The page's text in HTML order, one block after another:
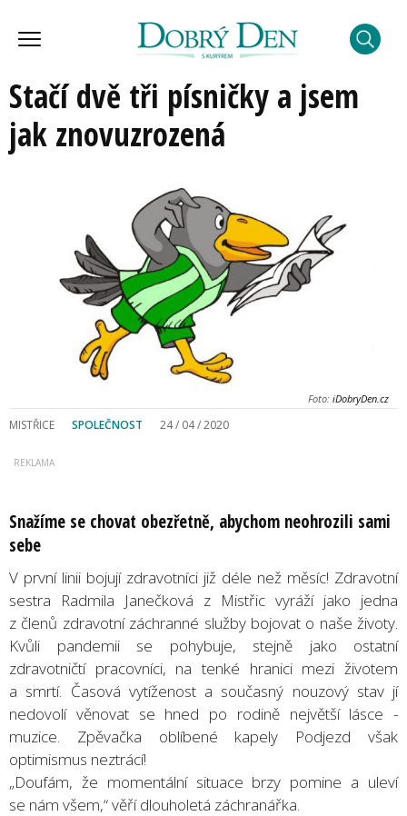
Stačí dvě tři písničky a jsem
jak znovuzrozená
Foto: iDobryDen.cz
MISTŘICE SPOLEČNOST 24 / 04 / 2020
Snažíme se chovat obezřetně, abychom neohrozili sami
sebe
V první linii bojují zdravotníci již déle než měsíc! Zdravotní
sestra Radmila Janečková z Mistřic vyráží jako jedna
z členů zdravotní záchranné služby bojovat o naše životy.
Kvůli pandemii se pohybuje, stejně jako ostatní
zdravotničtí pracovníci, na tenké hranici mezi životem
a smrtí. Časová vytíženost a současný nouzový stav jí
nedovolí věnovat se hned po rodině největší lásce -
muzice. Zpěvačka oblíbené kapely Podjezd však
optimismus neztrácí!
„Doufám, že momentální situace brzy pomine a uleví
se nám všem,“ věří dlouholetá záchranářka.